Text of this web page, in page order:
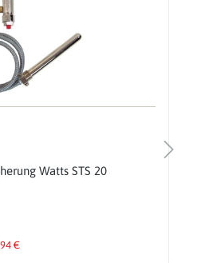
Watts STS 20
€